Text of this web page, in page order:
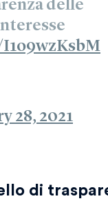
delle
28, 2021
di